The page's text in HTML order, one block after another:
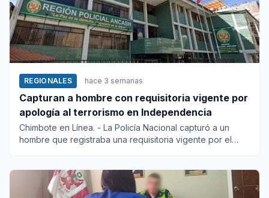
REGIONALES hace 3 semanas
Capturan a hombre con requisitoria vigente por
apología al terrorismo en Independencia
Chimbote en Línea. - La Policía Nacional capturó a un
hombre que registraba una requisitoria vigente por el